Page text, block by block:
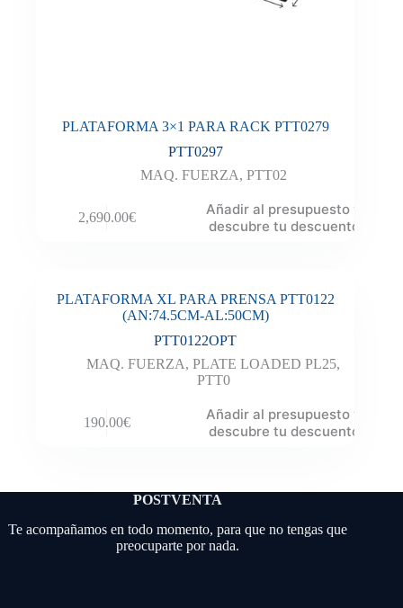
PLATAFORMA 3×1 PARA RACK PTT0279
PTT0297
MAQ. FUERZA, PTT02
2,690.00€
Añadir al presupuesto y
descubre tu descuento
PLATAFORMA XL PARA PRENSA PTT0122
(AN:74.5CM-AL:50CM)
PTT0122OPT
MAQ. FUERZA,PLATE LOADED PL25,
PTT0
190.00€
Añadir al presupuesto y
descubre tu descuento
POSTVENTA
Te acompañamos en todo momento, para que no tengas que
preocuparte por nada.